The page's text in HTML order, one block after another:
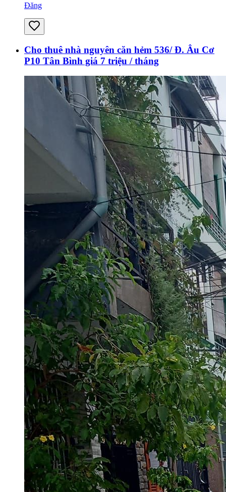
Đăng
Cho thuê nhà nguyên căn hẻm 536/ Đ. Âu Cơ
P10 Tân Bình giá 7 triệu / tháng